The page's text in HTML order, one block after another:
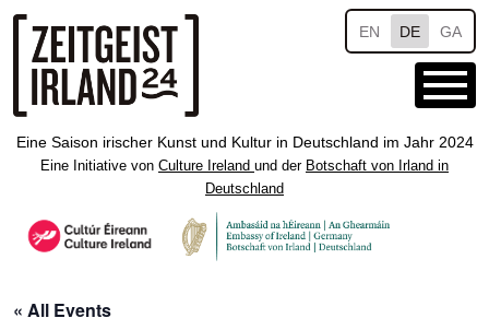
Skip to main content
EN DE GA
Eine Saison irischer Kunst und Kultur in Deutschland im Jahr 2024
Eine Initiative von Culture Ireland und der Botschaft von Irland in
Deutschland
« All Events